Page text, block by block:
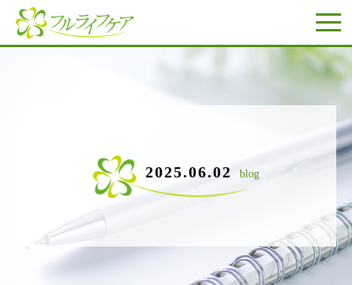
2025.06.02 blog